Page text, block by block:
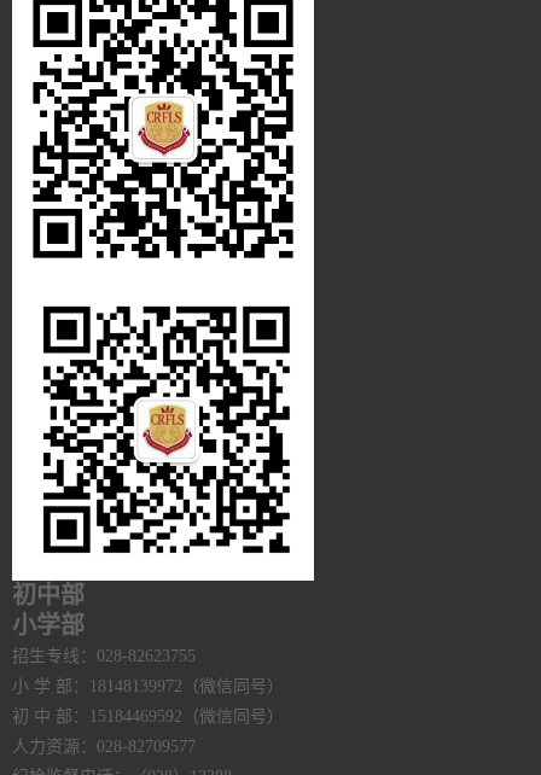
初中部
小学部
招生专线：028-82623755
小 学 部：18148139972（微信同号）
初 中 部：15184469592（微信同号）
人力资源：028-82709577